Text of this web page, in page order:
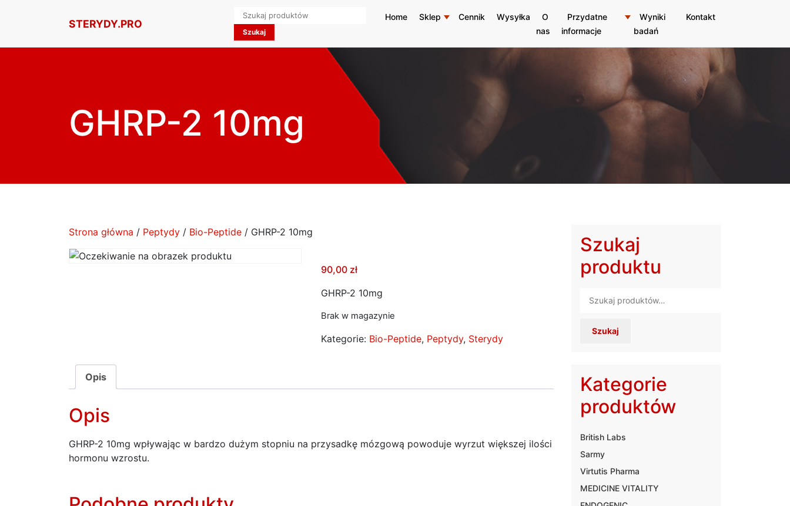
STERYDY.PRO
Search
for:
Home Sklep Cennik Wysyłka
O
nas
Przydatne
informacje
Wyniki
badań
Kontakt
GHRP-2 10mg
Strona główna / Peptydy / Bio-Peptide / GHRP-2 10mg
90,00 zł
GHRP-2 10mg
Brak w magazynie
Kategorie: Bio-Peptide, Peptydy, Sterydy
Opis
Opis
GHRP-2 10mg wpływając w bardzo dużym stopniu na przysadkę mózgową powoduje wyrzut większej ilości
hormonu wzrostu.
Szukaj
produktu
Szukaj
Kategorie
produktów
British Labs
Sarmy
Virtutis Pharma
MEDICINE VITALITY